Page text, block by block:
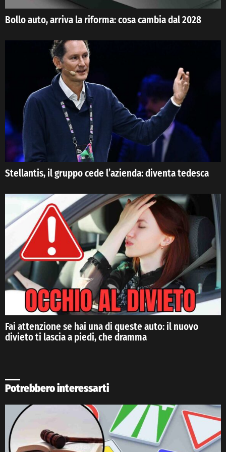
Bollo auto, arriva la riforma: cosa cambia dal 2028
Stellantis, il gruppo cede l’azienda: diventa tedesca
Fai attenzione se hai una di queste auto: il nuovo
divieto ti lascia a piedi, che dramma
Potrebbero interessarti